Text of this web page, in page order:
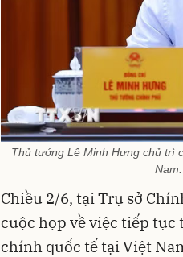
Thủ tướng Lê Minh Hưng chủ trì
Chiều 2/6, tại Trụ sở
cuộc họp về việc tiếp
chính quốc tế tại Việt